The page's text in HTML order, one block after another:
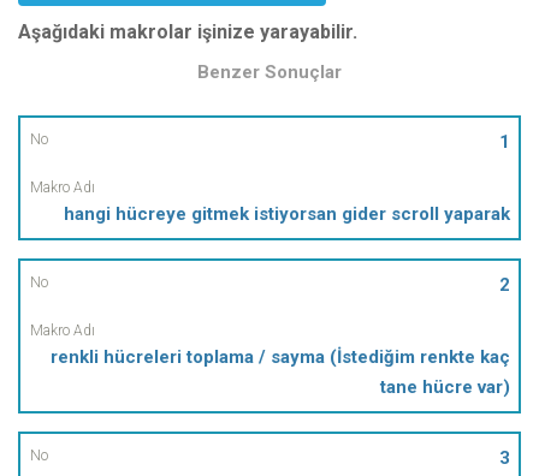
Aşağıdaki makrolar işinize yarayabilir.
Benzer Sonuçlar
No
Makro
1
hangi hücreye gitmek istiyorsan gider scroll yaparak
2
renkli hücreleri toplama / sayma (İstediğim renkte kaç
tane hücre var)
3